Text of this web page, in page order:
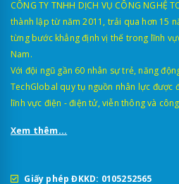
CÔNG TY TNHH DỊCH VỤ CÔNG NGHỆ
thành lập từ năm 2011, trải qua hơn 15
từng bước khẳng định vị thế trong lĩnh
Nam.
Với đội ngũ gần 60 nhân sự trẻ, năng
TechGlobal quy tụ nguồn nhân lực được
lĩnh vực điện - điện tử, viễn thông và
Xem thêm...
Giấy phép ĐKKD: 0105252565